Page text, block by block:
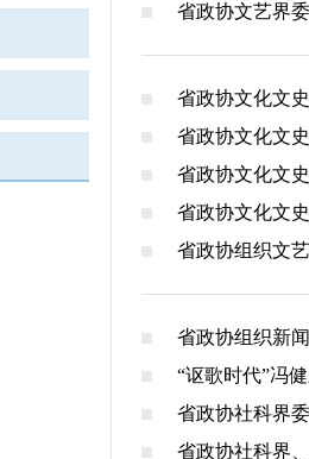
省政协文艺界
省政协文化文
省政协文化文
省政协文化文
省政协文化文
省政协组织文
省政协组织新
“讴歌时代”冯
省政协社科界
省政协社科界